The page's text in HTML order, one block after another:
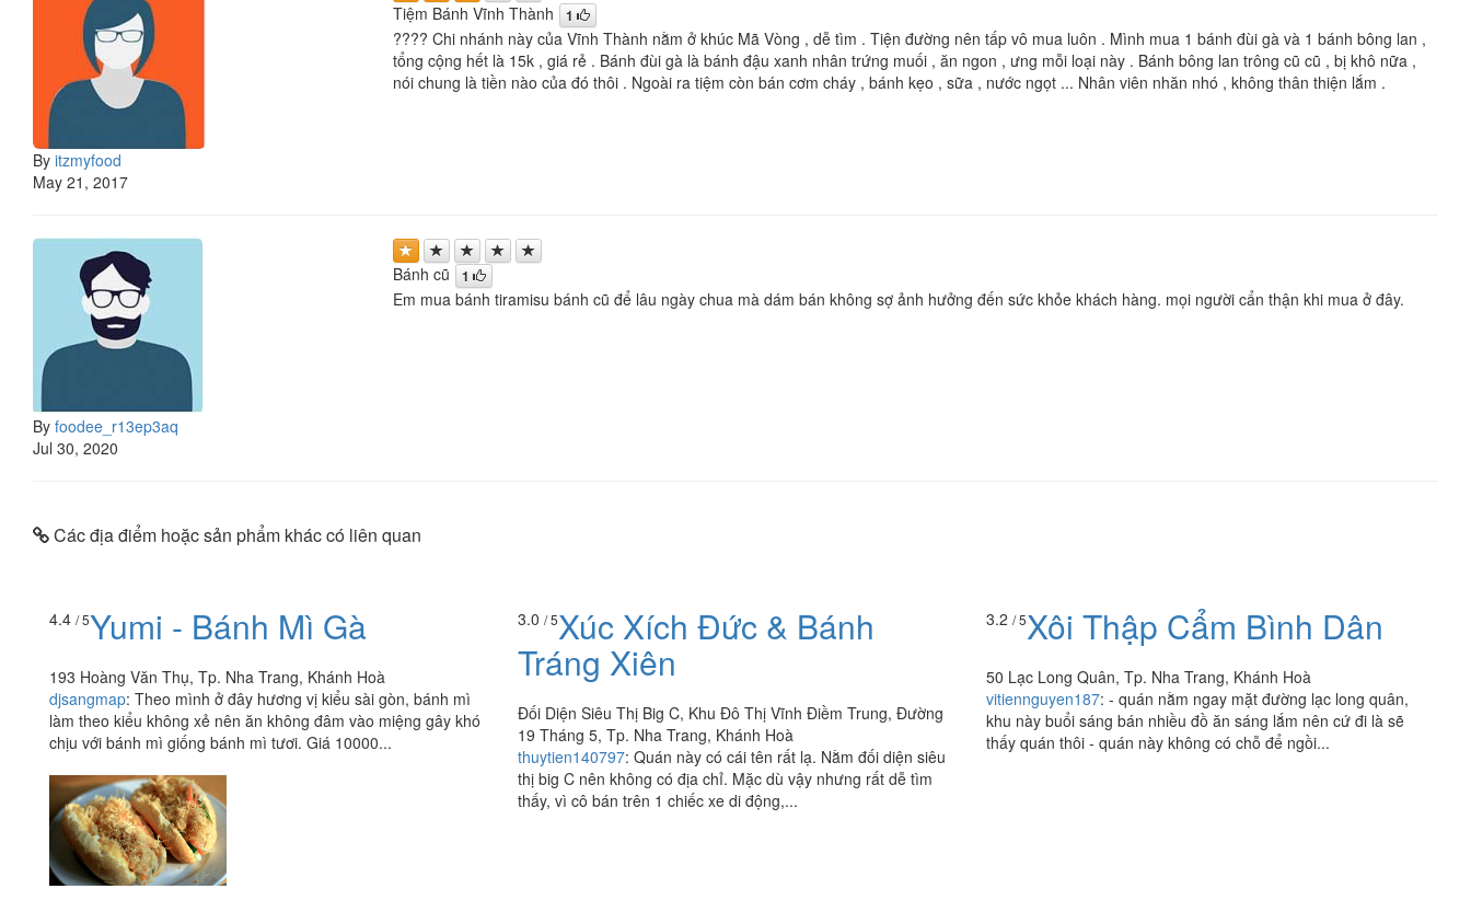
By itzmyfood
May 21, 2017
Tiệm Bánh Vĩnh Thành 1
???? Chi nhánh này của Vĩnh Thành nằm ở khúc Mã Vòng , dễ tìm . Tiện đường nên tấp vô mua luôn . Mình mua 1 bánh đùi gà và 1 bánh bông lan ,
tổng cộng hết là 15k , giá rẻ . Bánh đùi gà là bánh đậu xanh nhân trứng muối , ăn ngon , ưng mỗi loại này . Bánh bông lan trông cũ cũ , bị khô nữa ,
nói chung là tiền nào của đó thôi . Ngoài ra tiệm còn bán cơm cháy , bánh kẹo , sữa , nước ngọt ... Nhân viên nhăn nhó , không thân thiện lắm .
By foodee_r13ep3aq
Jul 30, 2020
Bánh cũ 1
Em mua bánh tiramisu bánh cũ để lâu ngày chua mà dám bán không sợ ảnh hưởng đến sức khỏe khách hàng. mọi người cẩn thận khi mua ở đây.
Các địa điểm hoặc sản phẩm khác có liên quan
4.4 / 5Yumi - Bánh Mì Gà
193 Hoàng Văn Thụ, Tp. Nha Trang, Khánh Hoà
djsangmap: Theo mình ở đây hương vị kiểu sài gòn, bánh mì
làm theo kiểu không xẻ nên ăn không đâm vào miệng gây khó
chịu với bánh mì giống bánh mì tươi. Giá 10000...
3.0 / 5Xúc Xích Đức & Bánh
Tráng Xiên
Đối Diện Siêu Thị Big C, Khu Đô Thị Vĩnh Điềm Trung, Đường
19 Tháng 5, Tp. Nha Trang, Khánh Hoà
thuytien140797: Quán này có cái tên rất lạ. Nằm đối diện siêu
thị big C nên không có địa chỉ. Mặc dù vậy nhưng rất dễ tìm
thấy, vì cô bán trên 1 chiếc xe di động,...
3.2 / 5Xôi Thập Cẩm Bình Dân
50 Lạc Long Quân, Tp. Nha Trang, Khánh Hoà
vitiennguyen187: - quán nằm ngay mặt đường lạc long quân,
khu này buổi sáng bán nhiều đồ ăn sáng lắm nên cứ đi là sẽ
thấy quán thôi - quán này không có chỗ để ngồi...